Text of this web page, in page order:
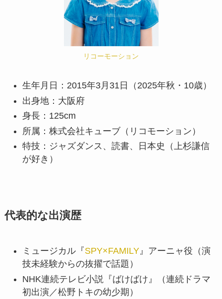
リコーモーション
生年月日：2015年3月31日（2025年秋・10歳）
出身地：大阪府
身長：125cm
所属：株式会社キューブ（リコモーション）
特技：ジャズダンス、読書、日本史（上杉謙信
が好き）
代表的な出演歴
ミュージカル『SPY×FAMILY』アーニャ役（演
技未経験からの抜擢で話題）
NHK連続テレビ小説『ばけばけ』（連続ドラマ
初出演／松野トキの幼少期）